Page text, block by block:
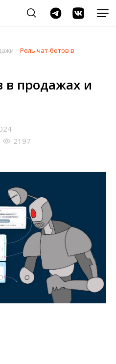
Роль чат-ботов в
в продажах и
2197